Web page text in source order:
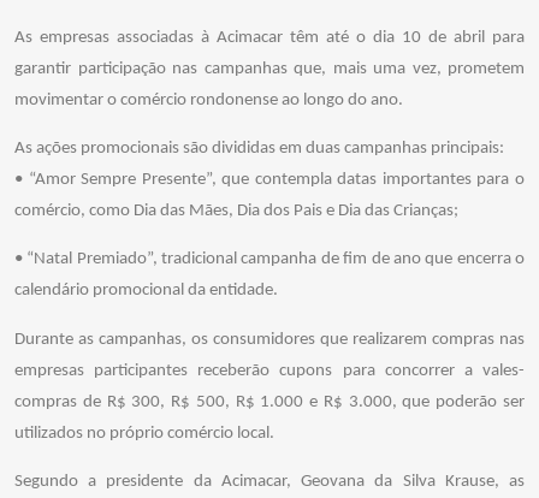
As empresas associadas à Acimacar têm até o dia 10 de abril para
garantir participação nas campanhas que, mais uma vez, prometem
movimentar o comércio rondonense ao longo do ano.
As ações promocionais são divididas em duas campanhas principais:
• “Amor Sempre Presente”, que contempla datas importantes para o
comércio, como Dia das Mães, Dia dos Pais e Dia das Crianças;
• “Natal Premiado”, tradicional campanha de fim de ano que encerra o
calendário promocional da entidade.
Durante as campanhas, os consumidores que realizarem compras nas
empresas participantes receberão cupons para concorrer a vales-
compras de R$ 300, R$ 500, R$ 1.000 e R$ 3.000, que poderão ser
utilizados no próprio comércio local.
Segundo a presidente da Acimacar, Geovana da Silva Krause, as